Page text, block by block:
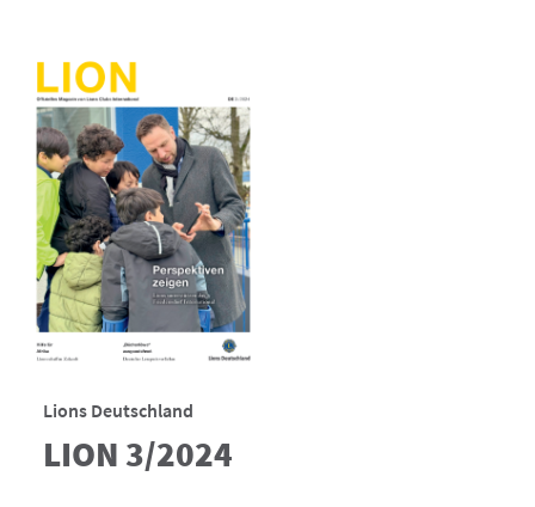
Lions Deutschland
LION 3/2024